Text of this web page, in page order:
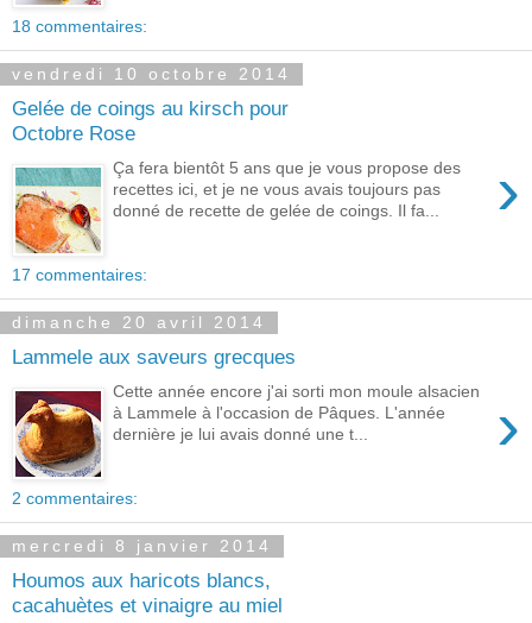
18 commentaires:
vendredi 10 octobre 2014
Gelée de coings au kirsch pour
Octobre Rose
›
Ça fera bientôt 5 ans que je vous propose des
recettes ici, et je ne vous avais toujours pas
donné de recette de gelée de coings. Il fa...
17 commentaires:
dimanche 20 avril 2014
Lammele aux saveurs grecques
›
Cette année encore j'ai sorti mon moule alsacien
à Lammele à l'occasion de Pâques. L'année
dernière je lui avais donné une t...
2 commentaires:
mercredi 8 janvier 2014
Houmos aux haricots blancs,
cacahuètes et vinaigre au miel